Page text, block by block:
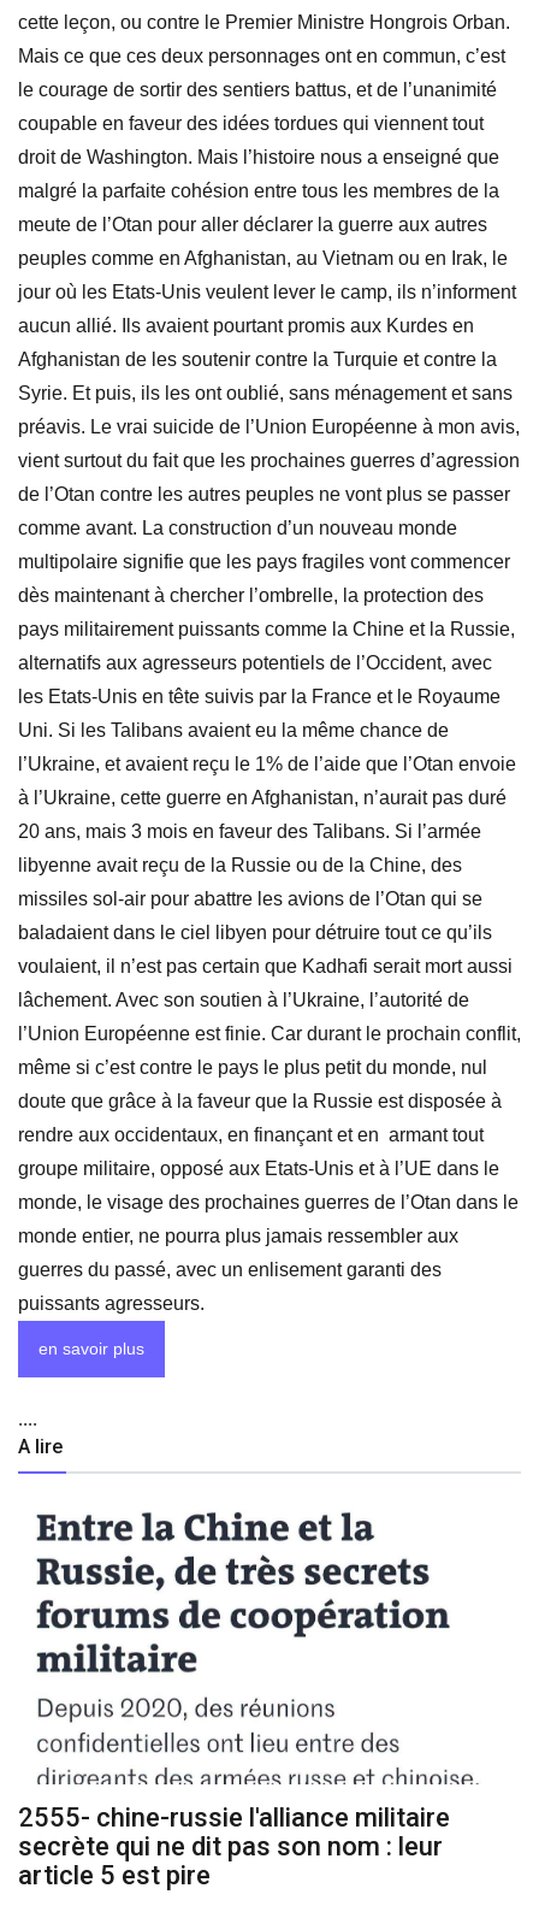
cette leçon, ou contre le Premier Ministre Hongrois Orban.
Mais ce que ces deux personnages ont en commun, c’est
le courage de sortir des sentiers battus, et de l’unanimité
coupable en faveur des idées tordues qui viennent tout
droit de Washington. Mais l’histoire nous a enseigné que
malgré la parfaite cohésion entre tous les membres de la
meute de l’Otan pour aller déclarer la guerre aux autres
peuples comme en Afghanistan, au Vietnam ou en Irak, le
jour où les Etats-Unis veulent lever le camp, ils n’informent
aucun allié. Ils avaient pourtant promis aux Kurdes en
Afghanistan de les soutenir contre la Turquie et contre la
Syrie. Et puis, ils les ont oublié, sans ménagement et sans
préavis. Le vrai suicide de l’Union Européenne à mon avis,
vient surtout du fait que les prochaines guerres d’agression
de l’Otan contre les autres peuples ne vont plus se passer
comme avant. La construction d’un nouveau monde
multipolaire signifie que les pays fragiles vont commencer
dès maintenant à chercher l’ombrelle, la protection des
pays militairement puissants comme la Chine et la Russie,
alternatifs aux agresseurs potentiels de l’Occident, avec
les Etats-Unis en tête suivis par la France et le Royaume
Uni. Si les Talibans avaient eu la même chance de
l’Ukraine, et avaient reçu le 1% de l’aide que l’Otan envoie
à l’Ukraine, cette guerre en Afghanistan, n’aurait pas duré
20 ans, mais 3 mois en faveur des Talibans. Si l’armée
libyenne avait reçu de la Russie ou de la Chine, des
missiles sol-air pour abattre les avions de l’Otan qui se
baladaient dans le ciel libyen pour détruire tout ce qu’ils
voulaient, il n’est pas certain que Kadhafi serait mort aussi
lâchement. Avec son soutien à l’Ukraine, l’autorité de
l’Union Européenne est finie. Car durant le prochain conflit,
même si c’est contre le pays le plus petit du monde, nul
doute que grâce à la faveur que la Russie est disposée à
rendre aux occidentaux, en finançant et en armant tout
groupe militaire, opposé aux Etats-Unis et à l’UE dans le
monde, le visage des prochaines guerres de l’Otan dans le
monde entier, ne pourra plus jamais ressembler aux
guerres du passé, avec un enlisement garanti des
puissants agresseurs.
en savoir plus
....
A lire
2555- chine-russie l'alliance militaire
secrète qui ne dit pas son nom : leur
article 5 est pire